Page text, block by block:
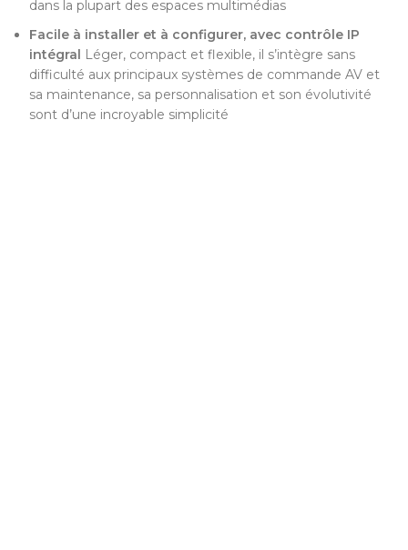
dans la plupart des espaces multimédias
Facile à installer et à configurer, avec contrôle IP
intégral
Léger, compact et flexible, il s’intègre sans
difficulté aux principaux systèmes de commande AV et
sa maintenance, sa personnalisation et son évolutivité
sont d’une incroyable simplicité